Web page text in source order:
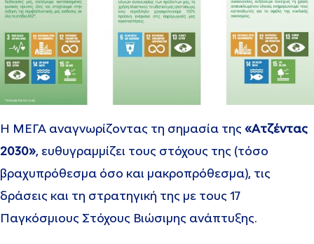
H ΜΕΓΑ αναγνωρίζοντας τη σημασία της «Ατζέντας
2030», ευθυγραμμίζει τους στόχους της (τόσο
βραχυπρόθεσμα όσο και μακροπρόθεσμα), τις
δράσεις και τη στρατηγική της με τους 17
Παγκόσμιους Στόχους Βιώσιμης ανάπτυξης.